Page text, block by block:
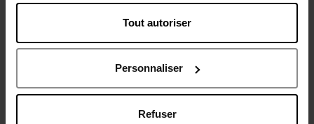
Tout autoriser
Personnaliser
Refuser
APRIL